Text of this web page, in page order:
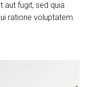
aut fugit, sed quia
ratione voluptatem.